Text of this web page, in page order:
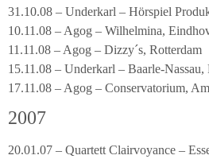
31.10.08 – Underkarl – Hörspiel
10.11.08 – Agog – Wilhelmina,
11.11.08 – Agog – Dizzy´s, Rotterdam
15.11.08 – Underkarl – Baarle-Nassau,
17.11.08 – Agog – Conservatorium,
2007
20.01.07 – Quartett Clairvoyance –